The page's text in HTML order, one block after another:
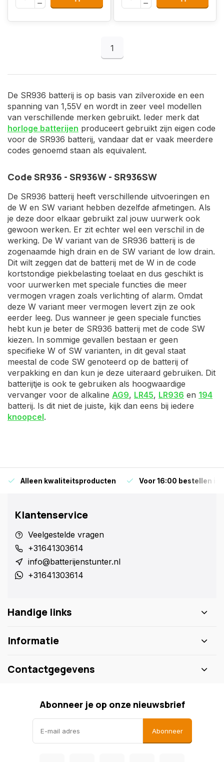
1
De SR936 batterij is op basis van zilveroxide en een
spanning van 1,55V en wordt in zeer veel modellen
van verschillende merken gebruikt. Ieder merk dat
horloge batterijen produceert gebruikt zijn eigen code
voor de SR936 batterij, vandaar dat er vaak meerdere
codes genoemd staan als equivalent.
Code SR936 - SR936W - SR936SW
De SR936 batterij heeft verschillende uitvoeringen en
de W en SW variant hebben dezelfde afmetingen. Als
je deze door elkaar gebruikt zal jouw uurwerk ook
gewoon werken. Er zit echter wel een verschil in de
werking. De W variant van de SR936 batterij is de
zogenaamde high drain en de SW variant de low drain.
Dit wilt zeggen dat de batterij met de W in de code
kortstondige piekbelasting toelaat en dus geschikt is
voor uurwerken met speciale functies die meer
vermogen vragen zoals verlichting of alarm. Omdat
deze W variant meer vermogen levert zijn ze ook
eerder leeg. Dus wanneer je geen speciale functies
hebt kun je beter de SR936 batterij met de code SW
kiezen. In sommige gevallen bestaan er geen
specifieke W of SW varianten, in dit geval staat
meestal de code SW genoteerd op de batterij of
verpakking en dan kun je deze uiteraard gebruiken. Dit
batterijtje is ook te gebruiken als hoogwaardige
vervanger voor de alkaline AG9, LR45, LR936 en 194
batterij. Is dit niet de juiste, kijk dan eens bij iedere
knoopcel.
Alleen kwaliteitsproducten Voor 16:00 bestellen is
Klantenservice
Veelgestelde vragen
+31641303614
info@batterijenstunter.nl
+31641303614
Handige links
Informatie
Contactgegevens
Abonneer je op onze nieuwsbrief
Abonneer